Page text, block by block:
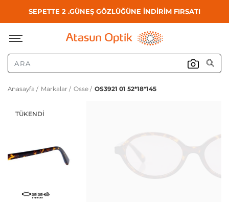
SEPETTE 2 .GÜNEŞ GÖZLÜĞÜNE İNDİRİM FIRSATI
Anasayfa / Markalar / Osse / OS3921 01 52*18*145
TÜKENDI